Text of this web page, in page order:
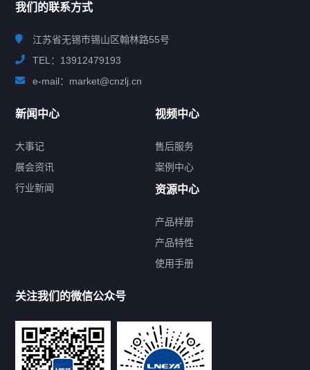
提交您的需求，免费获取产品资料
--亦可拨打我们的24小时服务咨询热线--
我们的联系方式
江苏省无锡市锡山区翰林路55号
TEL：13912479193
e-mail：market@cnzlj.cn
新闻中心
大事记
展会资讯
行业新闻
视频中心
售后服务
案例中心
资源中心
产品样册
产品特性
使用手册
关注我们的微信公众号